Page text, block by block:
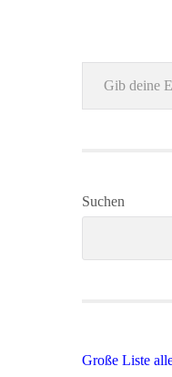
Gib deine E-Mail-Adresse ein ...
Suchen
Große Liste